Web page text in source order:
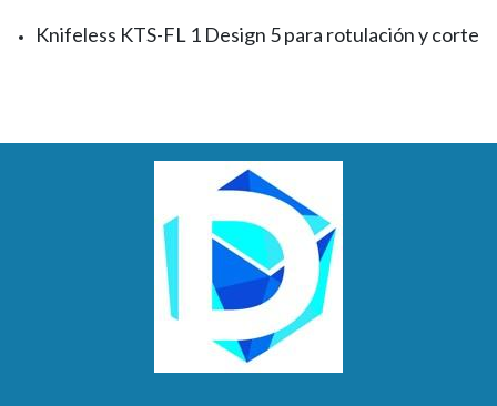
Knifeless KTS-FL 1 Design 5 para rotulación y corte